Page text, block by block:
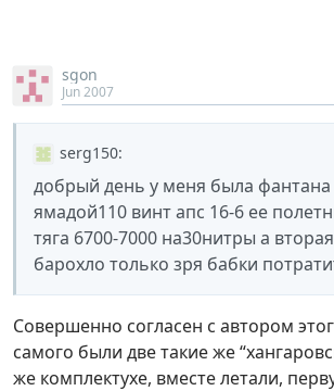
sgon
Jun 2007
serg150:
добрый день у меня была фантана
ямадой110 винт апс 16-6 ее
тяга 6700-7000 на30нитры а
барохло только зря бабки
Совершенно согласен с автором
самого были две такие же
же комплектухе, вместе летали,